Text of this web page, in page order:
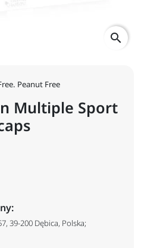
search
Peanut Free
Multiple Sport
39-200 Dębica, Polska;